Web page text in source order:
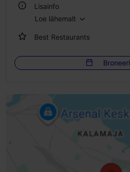
Lisainfo
WiFi
Loe lähemalt
Best Restaurants
Broneeri